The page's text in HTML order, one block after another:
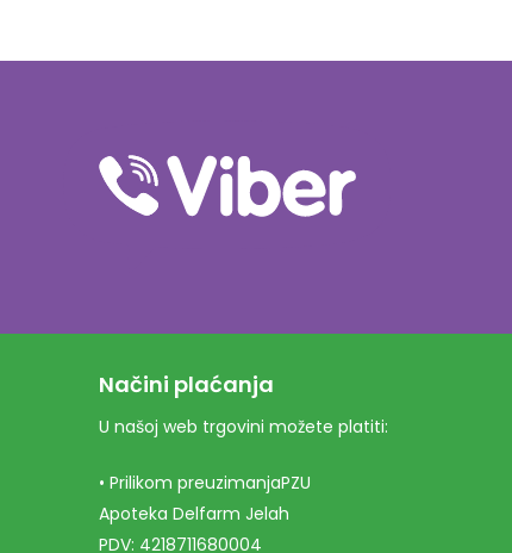
Načini plaćanja
U našoj web trgovini možete platiti:
• Prilikom preuzimanjaPZU
Apoteka Delfarm Jelah
PDV: 4218711680004